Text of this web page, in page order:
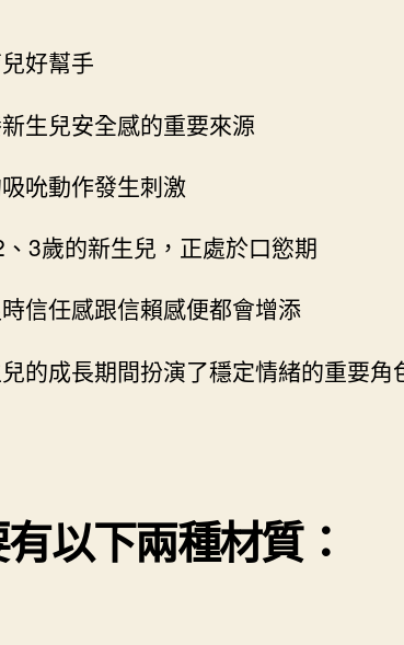
好幫手
生兒安全感的重要來源
吮動作發生刺激
3歲的新生兒，正處於口慾期
信任感跟信賴感便都會增添
的成長期間扮演了穩定情緒的重要角
以下兩種材質：